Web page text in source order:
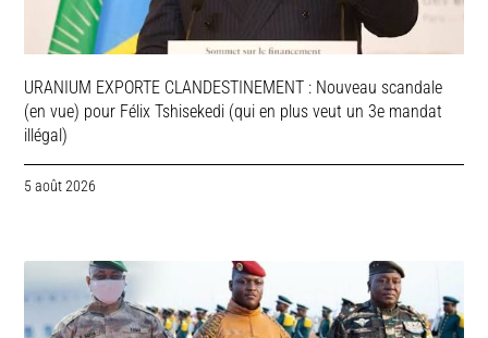
URANIUM EXPORTE CLANDESTINEMENT : Nouveau scandale
(en vue) pour Félix Tshisekedi (qui en plus veut un 3e mandat
illégal)
5 août 2026